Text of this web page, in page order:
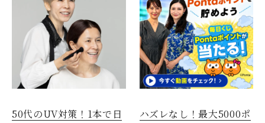
50代のUV対策！1本で日
ハズレなし！最大5000ポ